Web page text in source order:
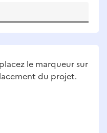
le marqueur sur
du projet.